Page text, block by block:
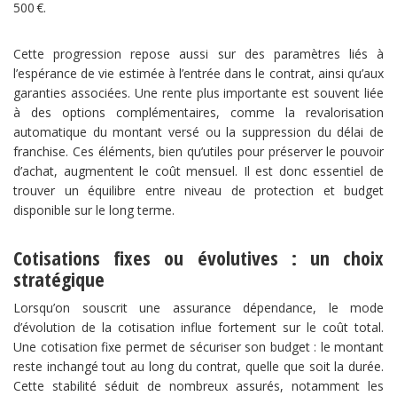
500 €.
Cette progression repose aussi sur des paramètres liés à
l’espérance de vie estimée à l’entrée dans le contrat, ainsi qu’aux
garanties associées. Une rente plus importante est souvent liée
à des options complémentaires, comme la revalorisation
automatique du montant versé ou la suppression du délai de
franchise. Ces éléments, bien qu’utiles pour préserver le pouvoir
d’achat, augmentent le coût mensuel. Il est donc essentiel de
trouver un équilibre entre niveau de protection et budget
disponible sur le long terme.
Cotisations fixes ou évolutives : un choix
stratégique
Lorsqu’on souscrit une assurance dépendance, le mode
d’évolution de la cotisation influe fortement sur le coût total.
Une cotisation fixe permet de sécuriser son budget : le montant
reste inchangé tout au long du contrat, quelle que soit la durée.
Cette stabilité séduit de nombreux assurés, notamment les